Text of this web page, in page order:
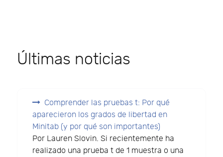
Últimas noticias
Comprender las pruebas t: Por qué
aparecieron los grados de libertad en
Minitab (y por qué son importantes)
Por Lauren Slovin. Si recientemente ha
realizado una prueba t de 1 muestra o una